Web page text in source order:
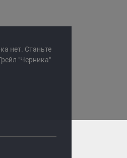
нет. Станьте
"Черника"